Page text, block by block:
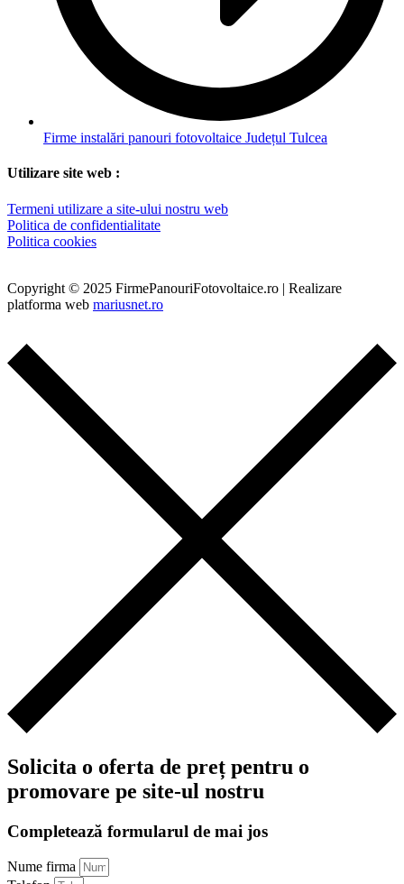
Firme instalări panouri fotovoltaice Județul Tulcea
Utilizare site web :
Termeni utilizare a site-ului nostru web
Politica de confidentialitate
Politica cookies
Copyright © 2025 FirmePanouriFotovoltaice.ro | Realizare
platforma web mariusnet.ro
Solicita o oferta de preț pentru o
promovare pe site-ul nostru
Completează formularul de mai jos
Nume firma